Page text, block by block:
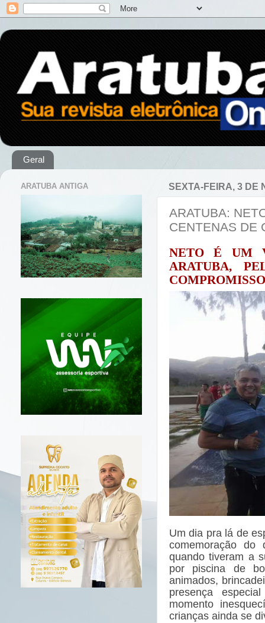
Geral
SEXTA-FEIRA, 3 DE
ARATUBA:
CENTENAS DE
NETO É UM
ARATUBA,
Um dia pra lá de
comemoração do
quando tiveram a
por piscina de
animados,
presença
momento
crianças ainda se
ARATUBA ANTIGA